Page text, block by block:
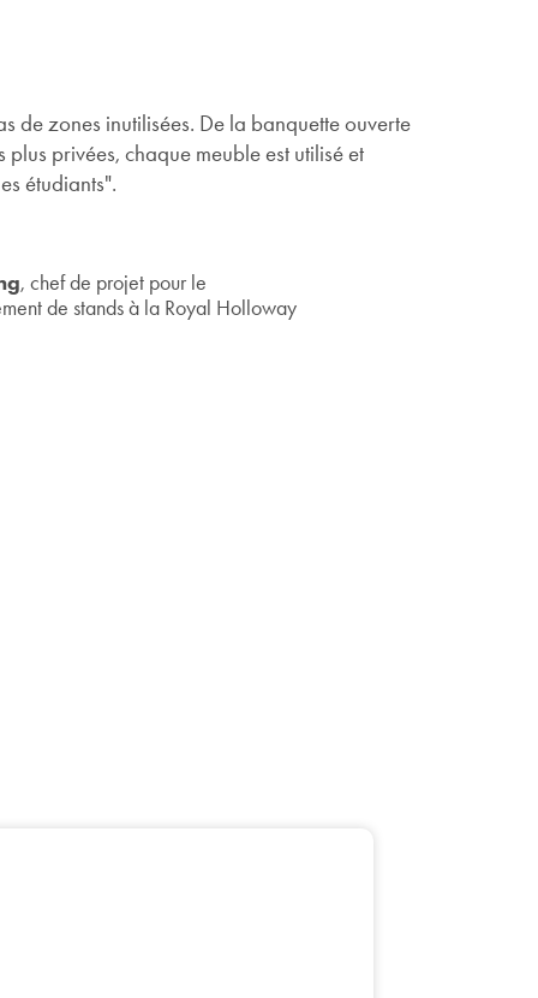
de zones inutilisées. De la banquette ouverte
plus privées, chaque meuble est utilisé et
étudiants".
, chef de projet pour le
de stands à la Royal Holloway